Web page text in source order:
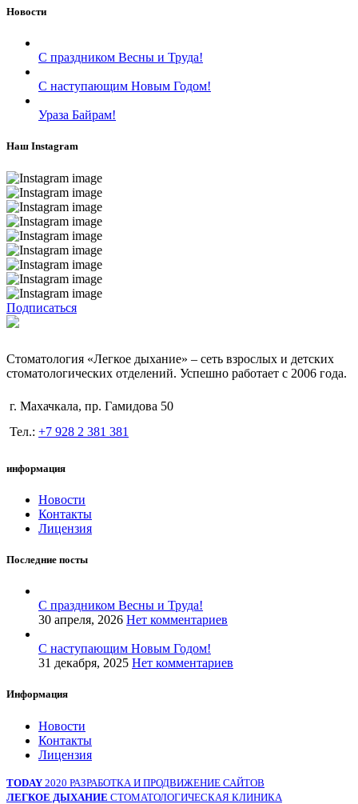
Новости
С праздником Весны и Труда!
С наступающим Новым Годом!
Ураза Байрам!
Наш Instagram
Подписаться
Стоматология «Легкое дыхание» – сеть взрослых и детских
стоматологических отделений. Успешно работает с 2006 года.
г. Махачкала, пр. Гамидова 50
Тел.: +7 928 2 381 381
информация
Новости
Контакты
Лицензия
Последние посты
С праздником Весны и Труда!
30 апреля, 2026 Нет комментариев
С наступающим Новым Годом!
31 декабря, 2025 Нет комментариев
Информация
Новости
Контакты
Лицензия
TODAY 2020 РАЗРАБОТКА И ПРОДВИЖЕНИЕ САЙТОВ
ЛЕГКОЕ ДЫХАНИЕ СТОМАТОЛОГИЧЕСКАЯ КЛИНИКА